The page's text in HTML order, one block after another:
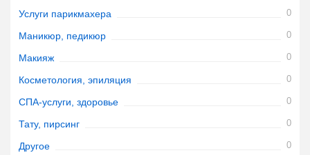
Услуги парикмахера 0
Маникюр, педикюр 0
Макияж 0
Косметология, эпиляция 0
СПА-услуги, здоровье 0
Тату, пирсинг 0
Другое 0